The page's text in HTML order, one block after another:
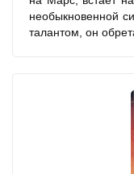
необыкновенной
талантом, он